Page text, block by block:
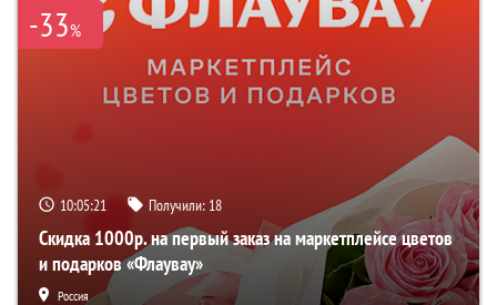
-33%
10:05:19 Получили: 18
Скидка 1000р. на первый заказ на маркетплейсе цветов
и подарков «Флаувау»
Россия